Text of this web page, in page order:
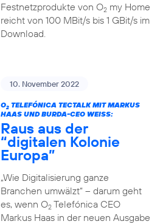
Festnetzprodukte von O2my Home
reicht von 100 MBit/s bis 1 GBit/s im
Download.
10. November 2022
O2TELEFÓNICA TECTALK MIT MARKUS
HAAS UND BURDA-CEO WEISS:
Raus aus der
“digitalen Kolonie
Europa”
„Wie Digitalisierung ganze
Branchen umwälzt“ – darum geht
es, wenn O2Telefónica CEO
Markus Haas in der neuen Ausgabe